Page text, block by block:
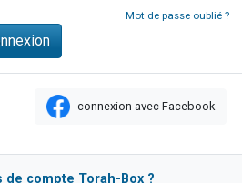
la jambe de Yohan
Mot de passe oublié ?
connexion avec Facebook
compte Torah-Box ?